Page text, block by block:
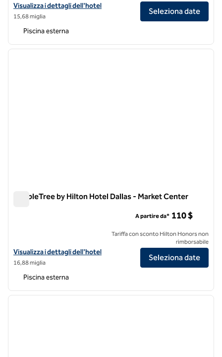
Visualizza i dettagli dell'hotel DoubleTree by Hilton Hotel Dallas -
Visualizza i dettagli dell'hotel
15,68 miglia
Seleziona date
Piscina esterna
1 di 12
DoubleTree by Hilton Hotel Dallas - Market Center
Visualizza i dettagli dell'hotel DoubleTree by Hilton Hotel Dallas -
Visualizza i dettagli dell'hotel
16,88 miglia
A partire da* 110 $
Tariffa con sconto Hilton Honors non
rimborsabile
Seleziona date
Piscina esterna
1 di 12